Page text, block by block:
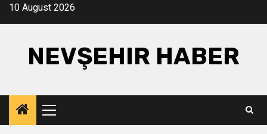
Skip10 August 2026
NEVŞEHIR HABER
Primary
Menu